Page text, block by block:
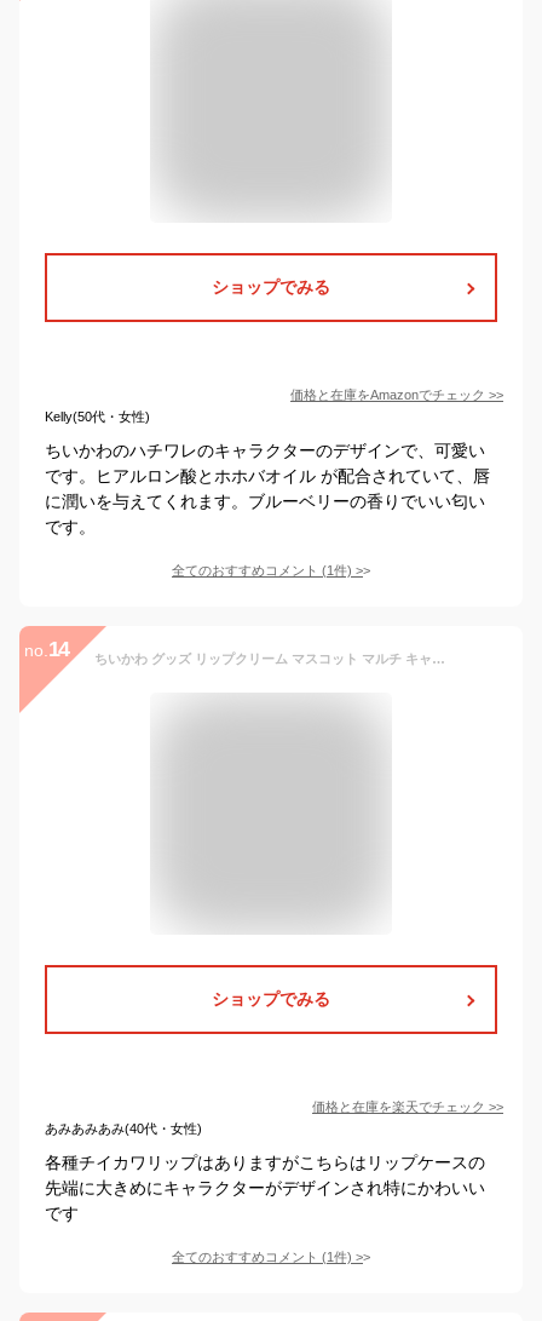
ショップでみる
価格と在庫をAmazonでチェック >>
Kelly(50代・女性)
ちいかわのハチワレのキャラクターのデザインで、可愛い
です。ヒアルロン酸とホホバオイル が配合されていて、唇
に潤いを与えてくれます。ブルーベリーの香りでいい匂い
です。
全てのおすすめコメント (1件) >
no. 14 ちいかわ グッズ リップクリーム マスコット マルチ キャラクター 人気 防水 韓国 限定 飾り ぬいぐるみ マーケット うさぎ ハチワレ ダイソー 人気 文房具 社長 ショップ くじ ポーチなし コラボ 癒し カフェ ダイアリー
ショップでみる
価格と在庫を楽天でチェック >>
あみあみあみ(40代・女性)
各種チイカワリップはありますがこちらはリップケースの
先端に大きめにキャラクターがデザインされ特にかわいい
です
全てのおすすめコメント (1件) >